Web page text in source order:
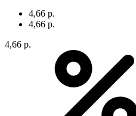
4,66 р.
4,66 р.
4,66 р.